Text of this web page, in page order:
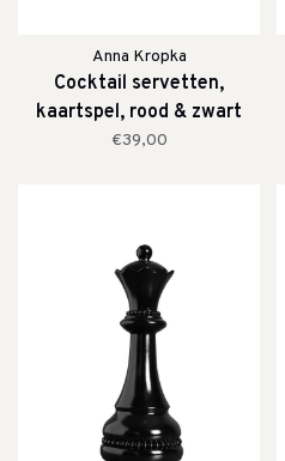
Anna Kropka
Cocktail servetten,
kaartspel, rood & zwart
€39,00